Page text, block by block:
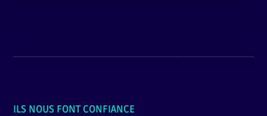
ILS NOUS FONT CONFIANCE